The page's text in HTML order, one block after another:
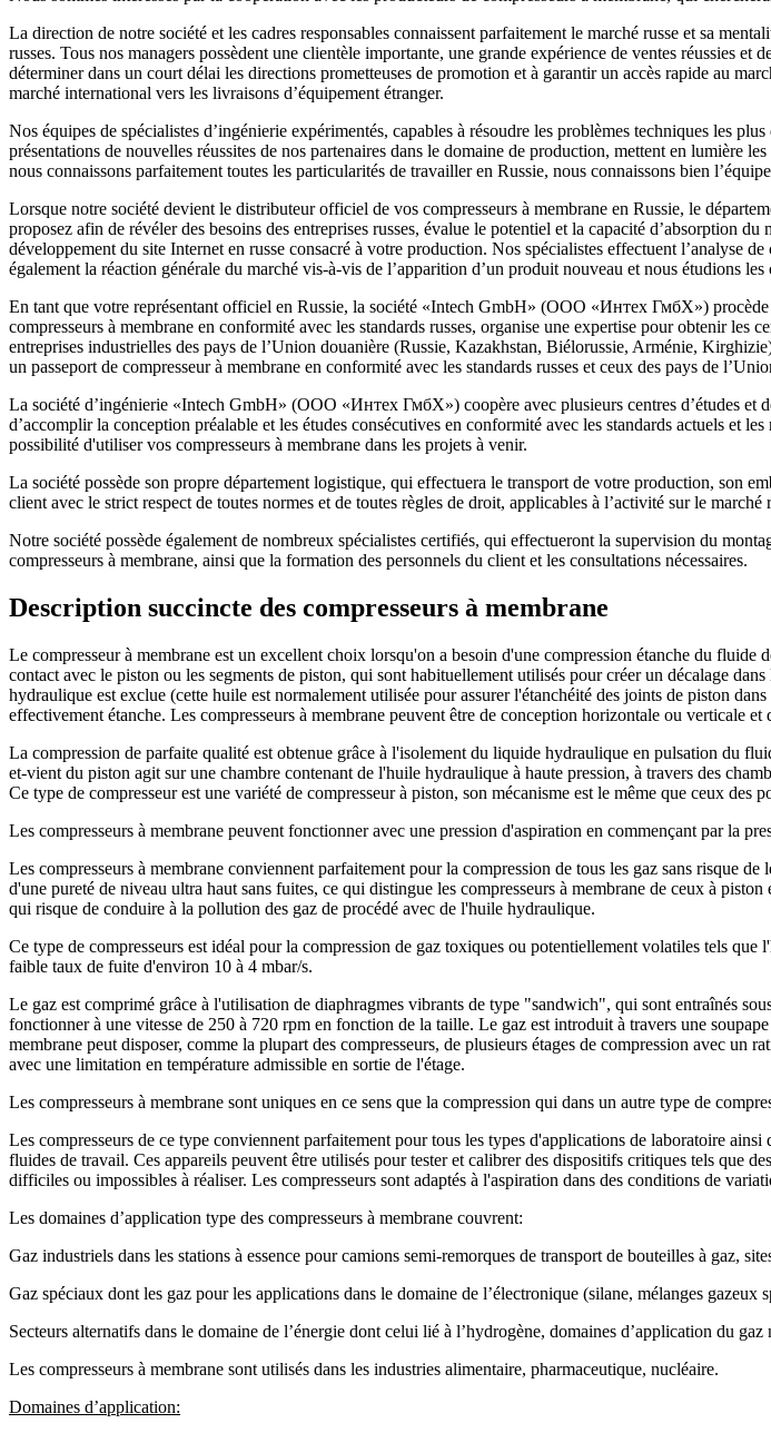
La direction de notre société et les cadres responsables connaissent parfaitement le marché russe et sa
russes. Tous nos managers possèdent une clientèle importante, une grande expérience de ventes réussies
déterminer dans un court délai les directions prometteuses de promotion et à garantir un accès rapide au
marché international vers les livraisons d’équipement étranger.
Nos équipes de spécialistes d’ingénierie expérimentés, capables à résoudre les problèmes techniques les
présentations de nouvelles réussites de nos partenaires dans le domaine de production, mettent en lumière
nous connaissons parfaitement toutes les particularités de travailler en Russie, nous connaissons bien
Lorsque notre société devient le distributeur officiel de vos compresseurs à membrane en Russie, le
proposez afin de révéler des besoins des entreprises russes, évalue le potentiel et la capacité d’absorption
développement du site Internet en russe consacré à votre production. Nos spécialistes effectuent l’analyse
également la réaction générale du marché vis-à-vis de l’apparition d’un produit nouveau et nous étudions
En tant que votre représentant officiel en Russie, la société «Intech GmbH» (ООО «Интех ГмбХ») procède
compresseurs à membrane en conformité avec les standards russes, organise une expertise pour obtenir
entreprises industrielles des pays de l’Union douanière (Russie, Kazakhstan, Biélorussie, Arménie,
un passeport de compresseur à membrane en conformité avec les standards russes et ceux des pays de
La société d’ingénierie «Intech GmbH» (ООО «Интех ГмбХ») coopère avec plusieurs centres d’études et
d’accomplir la conception préalable et les études consécutives en conformité avec les standards actuels et
possibilité d'utiliser vos compresseurs à membrane dans les projets à venir.
La société possède son propre département logistique, qui effectuera le transport de votre production, son
client avec le strict respect de toutes normes et de toutes règles de droit, applicables à l’activité sur le marché
Notre société possède également de nombreux spécialistes certifiés, qui effectueront la supervision du
compresseurs à membrane, ainsi que la formation des personnels du client et les consultations nécessaires.
Description succincte des compresseurs à membrane
Le compresseur à membrane est un excellent choix lorsqu'on a besoin d'une compression étanche du
contact avec le piston ou les segments de piston, qui sont habituellement utilisés pour créer un décalage
hydraulique est exclue (cette huile est normalement utilisée pour assurer l'étanchéité des joints de piston
effectivement étanche. Les compresseurs à membrane peuvent être de conception horizontale ou verticale et
La compression de parfaite qualité est obtenue grâce à l'isolement du liquide hydraulique en pulsation du
et-vient du piston agit sur une chambre contenant de l'huile hydraulique à haute pression, à travers des
Ce type de compresseur est une variété de compresseur à piston, son mécanisme est le même que ceux des
Les compresseurs à membrane peuvent fonctionner avec une pression d'aspiration en commençant par la
Les compresseurs à membrane conviennent parfaitement pour la compression de tous les gaz sans risque
d'une pureté de niveau ultra haut sans fuites, ce qui distingue les compresseurs à membrane de ceux à
qui risque de conduire à la pollution des gaz de procédé avec de l'huile hydraulique.
Ce type de compresseurs est idéal pour la compression de gaz toxiques ou potentiellement volatiles tels
faible taux de fuite d'environ 10 à 4 mbar/s.
Le gaz est comprimé grâce à l'utilisation de diaphragmes vibrants de type "sandwich", qui sont entraînés
fonctionner à une vitesse de 250 à 720 rpm en fonction de la taille. Le gaz est introduit à travers une
membrane peut disposer, comme la plupart des compresseurs, de plusieurs étages de compression avec
avec une limitation en température admissible en sortie de l'étage.
Les compresseurs à membrane sont uniques en ce sens que la compression qui dans un autre type de
Les compresseurs de ce type conviennent parfaitement pour tous les types d'applications de laboratoire
fluides de travail. Ces appareils peuvent être utilisés pour tester et calibrer des dispositifs critiques tels que
difficiles ou impossibles à réaliser. Les compresseurs sont adaptés à l'aspiration dans des conditions de
Les domaines d’application type des compresseurs à membrane couvrent:
Gaz industriels dans les stations à essence pour camions semi-remorques de transport de bouteilles à gaz,
Gaz spéciaux dont les gaz pour les applications dans le domaine de l’électronique (silane, mélanges gazeux
Secteurs alternatifs dans le domaine de l’énergie dont celui lié à l’hydrogène, domaines d’application du
Les compresseurs à membrane sont utilisés dans les industries alimentaire, pharmaceutique, nucléaire.
Domaines d’application: